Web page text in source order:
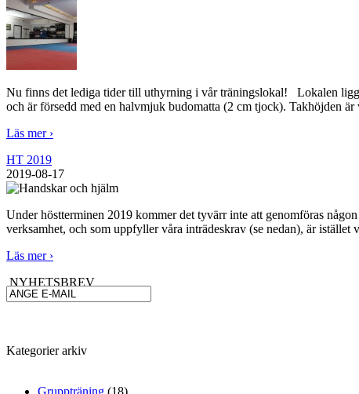
Nu finns det lediga tider till uthyrning i vår träningslokal! Lokalen
och är försedd med en halvmjuk budomatta (2 cm tjock). Takhöjden
Läs mer ›
HT 2019
2019-08-17
Under höstterminen 2019 kommer det tyvärr inte att genomföras
verksamhet, och som uppfyller våra inträdeskrav (se nedan), är
Läs mer ›
NYHETSBREV
Kategorier arkiv